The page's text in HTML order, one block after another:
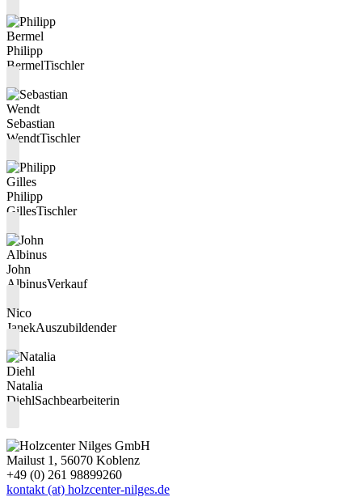
Philipp
BermelTischler
Sebastian
WendtTischler
Philipp
GillesTischler
John
AlbinusVerkauf
Nico
JanekAuszubildender
Natalia
DiehlSachbearbeiterin
Mailust 1, 56070 Koblenz
+49 (0) 261 98899260
kontakt (at) holzcenter-nilges.de